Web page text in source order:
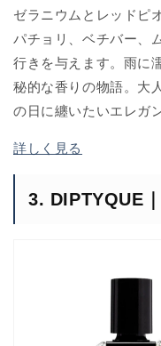
ゼラニウムとレッドピ
パチョリ、ベチバー、
行きを与えます。雨に
秘的な香りの物語。大
の日に纏いたいエレガ
詳しく見る
3. DIPTYQUE